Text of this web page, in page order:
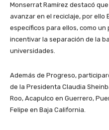
Monserrat Ramírez destacó
avanzar en el reciclaje, por ello
específicos para ellos, como
incentivar la separación de la
universidades.
Además de Progreso,
de la Presidenta Claudia
Roo, Acapulco en Guerrero,
Felipe en Baja California.